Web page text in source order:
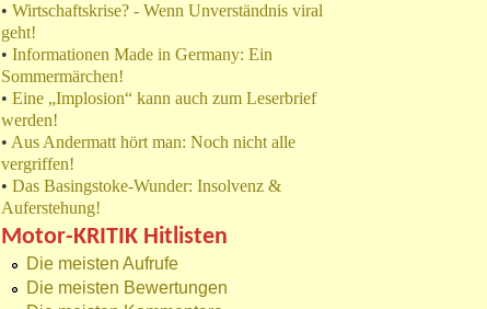
• Wirtschaftskrise? - Wenn Unverständnis viral
geht!
• Informationen Made in Germany: Ein
Sommermärchen!
• Eine „Implosion“ kann auch zum Leserbrief
werden!
• Aus Andermatt hört man: Noch nicht alle
vergriffen!
• Das Basingstoke-Wunder: Insolvenz &
Auferstehung!
Motor-KRITIK Hitlisten
Die meisten Aufrufe
Die meisten Bewertungen